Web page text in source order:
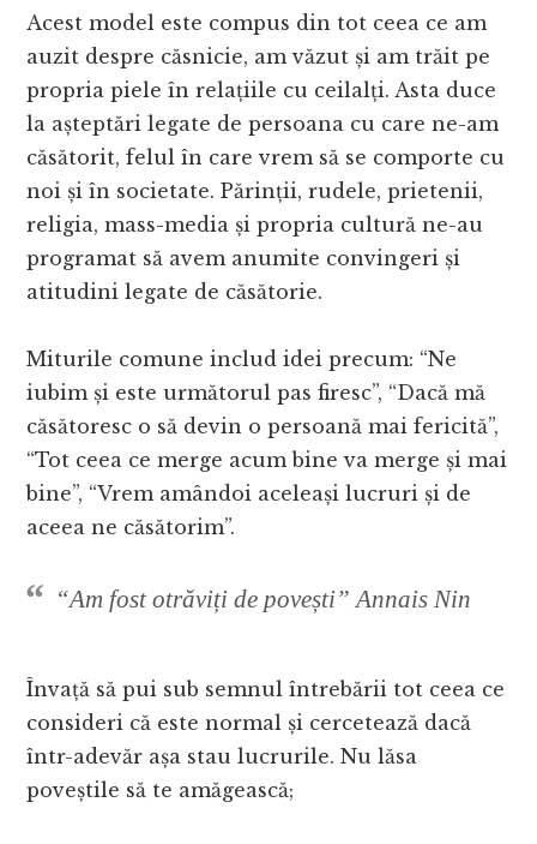
Acest model este compus din tot ceea ce am
auzit despre căsnicie, am văzut și am trăit pe
propria piele în relațiile cu ceilalți. Asta duce
la așteptări legate de persoana cu care ne-am
căsătorit, felul în care vrem să se comporte cu
noi și în societate. Părinții, rudele, prietenii,
religia, mass-media și propria cultură ne-au
programat să avem anumite convingeri și
atitudini legate de căsătorie.
Miturile comune includ idei precum: “Ne
iubim și este următorul pas firesc”, “Dacă mă
căsătoresc o să devin o persoană mai fericită”,
“Tot ceea ce merge acum bine va merge și mai
bine”, “Vrem amândoi aceleași lucruri și de
aceea ne căsătorim”.
“Am fost otrăviți de povești” Annais Nin
Învață să pui sub semnul întrebării tot ceea ce
consideri că este normal și cercetează dacă
într-adevăr așa stau lucrurile. Nu lăsa
poveștile să te amăgească;